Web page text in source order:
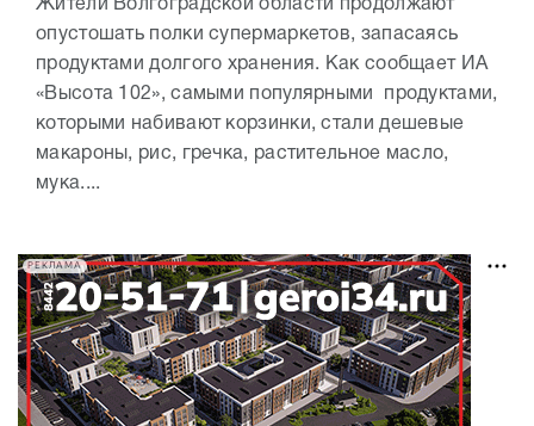
Жители Волгоградской области продолжают
опустошать полки супермаркетов, запасаясь
продуктами долгого хранения. Как сообщает ИА
«Высота 102», самыми популярными продуктами,
которыми набивают корзинки, стали дешевые
макароны, рис, гречка, растительное масло,
мука....
РЕКЛАМА